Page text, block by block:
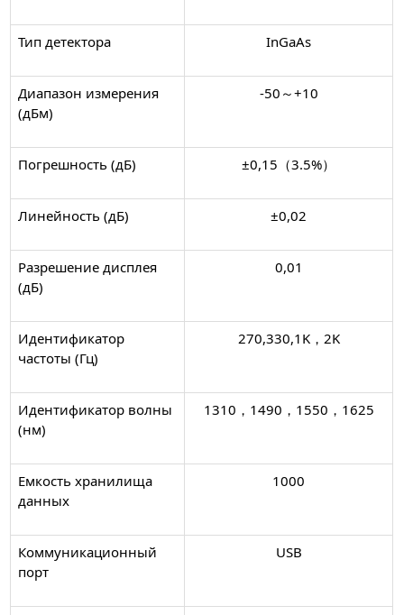
Тип детектора InGaAs
Диапазон измерения
(дБм)
-50～+10
Погрешность (дБ) ±0,15（3.5%）
Линейность (дБ) ±0,02
Разрешение дисплея
(дБ)
0,01
Идентификатор
частоты (Гц)
270,330,1K，2K
Идентификатор волны
(нм)
1310，1490，1550，1625
Емкость хранилища
данных
1000
Коммуникационный
порт
USB